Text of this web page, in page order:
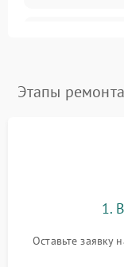
Не работают
Этапы
1.
Оставьте